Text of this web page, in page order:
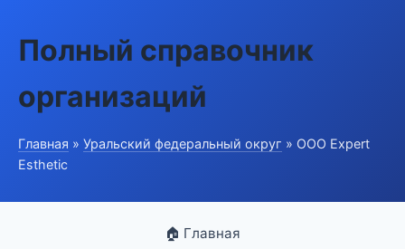
Полный справочник
организаций
Главная » Уральский федеральный округ » ООО Expert
Esthetic
🏠 Главная